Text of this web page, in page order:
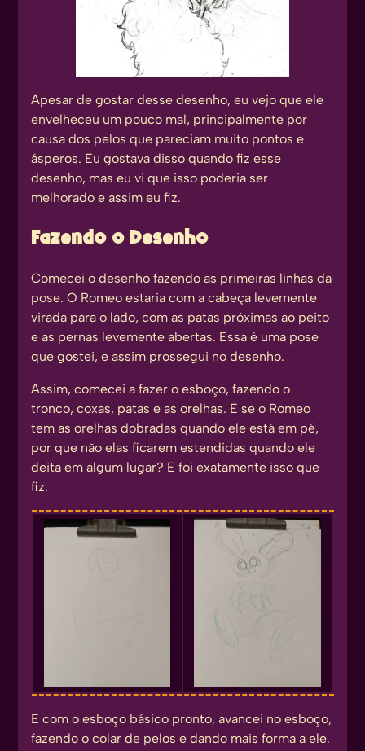
Apesar de gostar desse desenho, eu vejo que ele
envelheceu um pouco mal, principalmente por
causa dos pelos que pareciam muito pontos e
ásperos. Eu gostava disso quando fiz esse
desenho, mas eu vi que isso poderia ser
melhorado e assim eu fiz.
Fazendo o Desenho
Comecei o desenho fazendo as primeiras linhas da
pose. O Romeo estaria com a cabeça levemente
virada para o lado, com as patas próximas ao peito
e as pernas levemente abertas. Essa é uma pose
que gostei, e assim prossegui no desenho.
Assim, comecei a fazer o esboço, fazendo o
tronco, coxas, patas e as orelhas. E se o Romeo
tem as orelhas dobradas quando ele está em pé,
por que não elas ficarem estendidas quando ele
deita em algum lugar? E foi exatamente isso que
fiz.
E com o esboço básico pronto, avancei no esboço,
fazendo o colar de pelos e dando mais forma a ele.